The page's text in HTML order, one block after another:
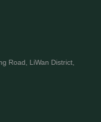
Road, LiWan District,